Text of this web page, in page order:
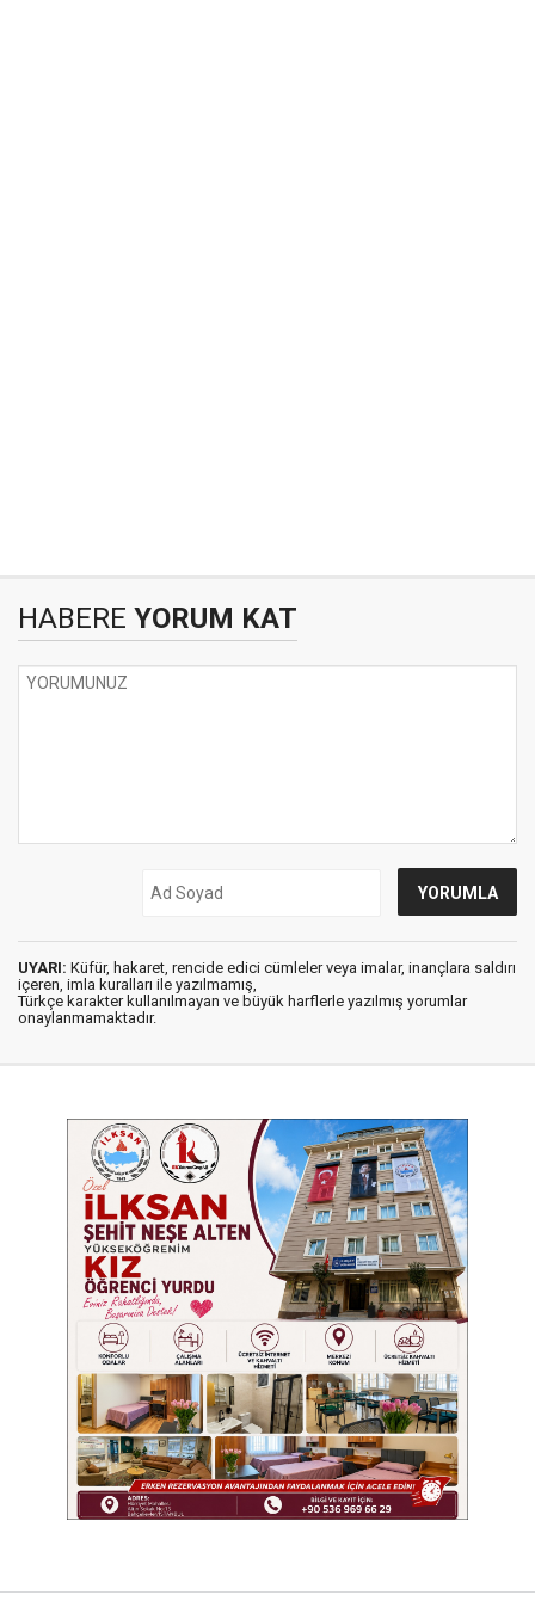
HABERE YORUM KAT
UYARI: Küfür, hakaret, rencide edici cümleler veya imalar, inançlara saldırı
içeren, imla kuralları ile yazılmamış,
Türkçe karakter kullanılmayan ve büyük harflerle yazılmış yorumlar
onaylanmamaktadır.